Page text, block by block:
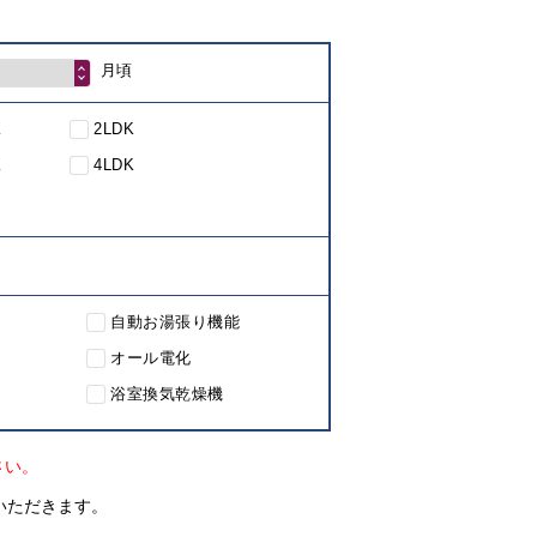
月頃
2LDK
4LDK
自動お湯張り機能
オール電化
浴室換気乾燥機
。
だきます。